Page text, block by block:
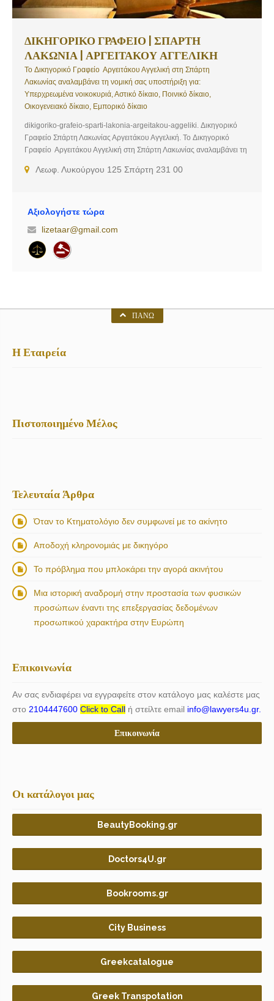
ΔΙΚΗΓΟΡΙΚΟ ΓΡΑΦΕΙΟ | ΣΠΑΡΤΗ
ΛΑΚΩΝΙΑ | ΑΡΓΕΙΤΑΚΟΥ ΑΓΓΕΛΙΚΗ
Το Δικηγορικό Γραφείο Αργειτάκου Αγγελική στη Σπάρτη
Λακωνίας αναλαμβάνει τη νομική σας υποστήριξη για:
Υπερχρεωμένα νοικοκυριά, Αστικό δίκαιο, Ποινικό δίκαιο,
Οικογενειακό δίκαιο, Εμπορικό δίκαιο
dikigoriko-grafeio-sparti-lakonia-argeitakou-aggeliki. Δικηγορικό
Γραφείο Σπάρτη Λακωνίας Αργειτάκου Αγγελική. Το Δικηγορικό
Γραφείο Αργειτάκου Αγγελική στη Σπάρτη Λακωνίας αναλαμβάνει τη
υποθέσεις δικαίου: Υπερχρεωμένα νοικοκυριά, Αστικό δίκαιο,
Λεωφ. Λυκούργου 125 Σπάρτη 231 00
Αξιολογήστε τώρα
lizetaar@gmail.com
ΠΆΝΩ
Η Εταιρεία
Πιστοποιημένο Μέλος
Τελευταία Άρθρα
Όταν το Κτηματολόγιο δεν συμφωνεί με το ακίνητο
Αποδοχή κληρονομιάς με δικηγόρο
Το πρόβλημα που μπλοκάρει την αγορά ακινήτου
Μια ιστορική αναδρομή στην προστασία των φυσικών
προσώπων έναντι της επεξεργασίας δεδομένων
προσωπικού χαρακτήρα στην Ευρώπη
Επικοινωνία
Αν σας ενδιαφέρει να εγγραφείτε στον κατάλογο μας καλέστε μας
στο 2104447600 Click to Call ή στείλτε email info@lawyers4u.gr.
Επικοινωνία
Οι κατάλογοι μας
BeautyBooking.gr
Doctors4U.gr
Bookrooms.gr
City Business
Greekcatalogue
Greek Transpotation